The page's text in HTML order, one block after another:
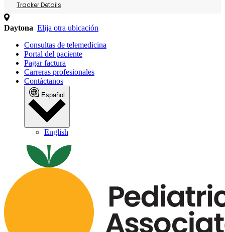
Tracker Details
Daytona Elija otra ubicación
Consultas de telemedicina
Portal del paciente
Pagar factura
Carreras profesionales
Contáctanos
Español
English